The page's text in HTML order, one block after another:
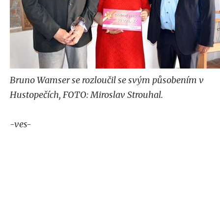
Bruno Wamser se rozloučil se svým působením v
Hustopečích, FOTO: Miroslav Strouhal.
-ves-